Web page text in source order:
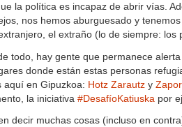
la política es incapaz de abrir vías.
nos hemos aburguesado y
el extraño (lo de siempre: los
todo, hay gente que permanece
donde están estas personas
aquí en Gipuzkoa: Hotz Zarautz y
la iniciativa #DesafíoKatiuska por
decir muchas cosas (incluso en